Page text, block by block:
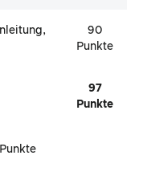
90
Punkte
97
Punkte